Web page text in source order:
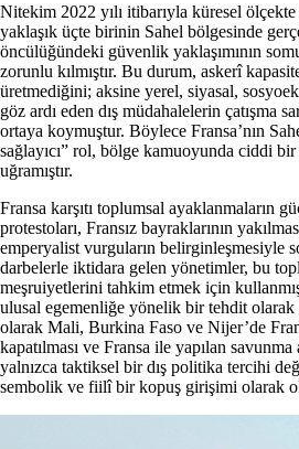
Nitekim 2022 yılı itibarıyla küresel
yaklaşık üçte birinin Sahel bölgesinde
öncülüğündeki güvenlik yaklaşımının
zorunlu kılmıştır. Bu durum, askerî
üretmediğini; aksine yerel, siyasal,
göz ardı eden dış müdahalelerin çatışma
ortaya koymuştur. Böylece Fransa’nın
sağlayıcı” rol, bölge kamuoyunda ciddi
uğramıştır.
Fransa karşıtı toplumsal ayaklanmaların
protestoları, Fransız bayraklarının
emperyalist vurguların belirginleşmesiyle
darbelerle iktidara gelen yönetimler, bu
meşruiyetlerini tahkim etmek için
ulusal egemenliğe yönelik bir tehdit
olarak Mali, Burkina Faso ve Nijer’de
kapatılması ve Fransa ile yapılan
yalnızca taktiksel bir dış politika tercihi
sembolik ve fiilî bir kopuş girişimi olarak